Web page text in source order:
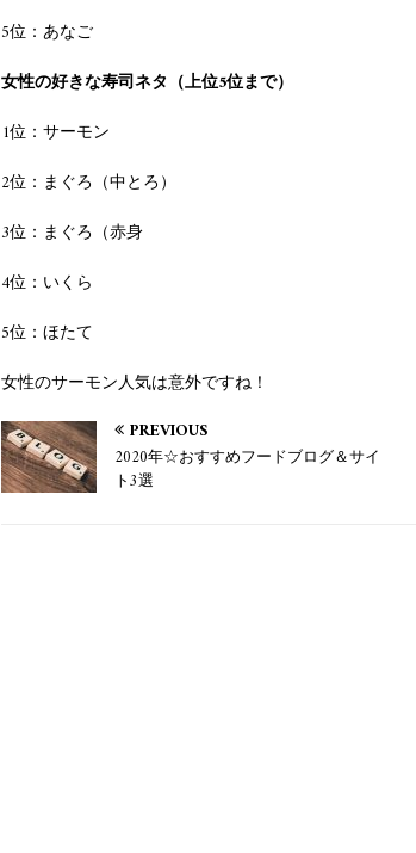
5位：あなご
女性の好きな寿司ネタ（上位5位まで）
1位：サーモン
2位：まぐろ（中とろ）
3位：まぐろ（赤身
4位：いくら
5位：ほたて
女性のサーモン人気は意外ですね！
PREVIOUS
2020年☆おすすめフードブログ＆サイ
ト3選